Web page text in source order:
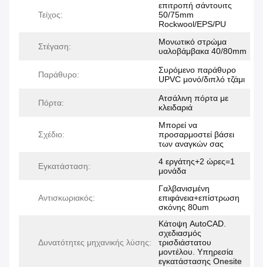
Τείχος:
επιτροπή σάντουιτς
50/75mm
Rockwool/EPS/PU
Στέγαση:
Μονωτικό στρώμα
υαλοβάμβακα 40/80mm
Παράθυρο:
Συρόμενο παράθυρο
UPVC μονό/διπλό τζάμι
Πόρτα:
Ατσάλινη πόρτα με
κλειδαριά
Σχέδιο:
Μπορεί να
προσαρμοστεί βάσει
των αναγκών σας
Εγκατάσταση:
4 εργάτης+2 ώρες=1
μονάδα
Αντισκωριακός:
Γαλβανισμένη
επιφάνεια+επίστρωση
σκόνης 80um
Δυνατότητες μηχανικής λύσης:
Κάτοψη AutoCAD.
σχεδιασμός
τρισδιάστατου
μοντέλου. Υπηρεσία
εγκατάστασης Onesite